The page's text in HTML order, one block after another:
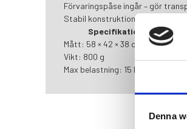
Denna
Förvaringspåse ingår – gör
Stabil konstruktion – klarar upp
Specifikationer:
Mått: 58 × 42 × 38 cm (L × B × H)
Vikt: 800 g
Max belastning: 15 kg